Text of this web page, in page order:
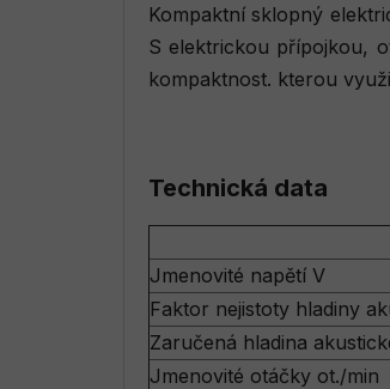
Kompaktní sklopný
S elektrickou přípojkou,
kompaktnost. kterou
Technická data
Jmenovité napětí V
Faktor nejistoty hladiny
Zaručená hladina
Jmenovité otáčky ot./min